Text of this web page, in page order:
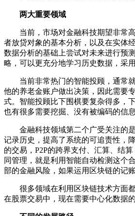
两大重要领域
当前，市场对金融科技期望非常高
者放贷对象的基本分析，以及在实体
数据分析的基础上尝试对未来进行预
略，可以更充分地学习历史数据，采
当前非常热门的智能投顾，通常
他的养老金账户做出决策，因此需要
式。智能投顾比下围棋要复杂得多，
也有很多需要挖掘、没有被编码的信
金融科技领域第二个广受关注的是
记录历史，提高了系统的可追责性，
的交易，P2P的跨界支付、汇算、结
同管理，就是利用智能自动检测这个
部的金融风险，如果运用区块链的记
很多领域在利用区块链技术方面都
在股票交易中，现在需要中心化数据